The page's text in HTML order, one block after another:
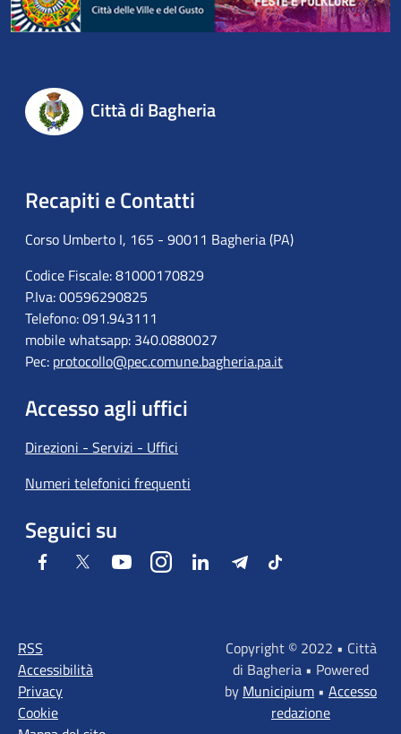
Città di Bagheria
Recapiti e Contatti
Corso Umberto I, 165 - 90011 Bagheria (PA)
Codice Fiscale: 81000170829
P.Iva: 00596290825
Telefono: 091.943111
mobile whatsapp: 340.0880027
Pec: protocollo@pec.comune.bagheria.pa.it
Accesso agli uffici
Direzioni - Servizi - Uffici
Numeri telefonici frequenti
Seguici su
Facebook Twitter YoutubeInstagramLinkedIn TelegramTiktok
RSS
Accessibilità
Privacy
Cookie
Copyright © 2022 • Città
di Bagheria • Powered
by Municipium • Accesso
redazione